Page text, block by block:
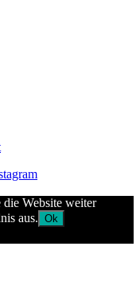
die Website weiter
aus. Ok